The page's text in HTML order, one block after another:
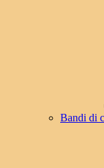
Bandi di